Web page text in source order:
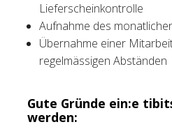
Lieferscheinkontrolle
Aufnahme des
Übernahme einer
regelmässigen Abständen
Gute Gründe ein:e
werden: